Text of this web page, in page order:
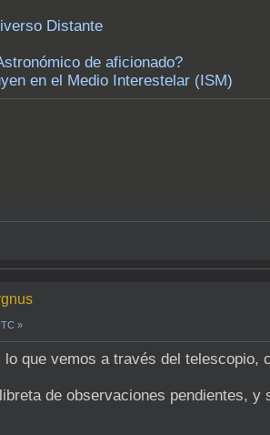
Distante
de aficionado?
en el Medio Interestelar (ISM)
»
que vemos a través del telescopio,
de observaciones pendientes,